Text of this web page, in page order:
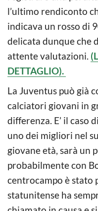
l’ultimo rendiconto
indicava un rosso di
delicata dunque che
attente valutazioni.
DETTAGLIO).
La Juventus può già
calciatori giovani in
differenza. E’ il caso di
uno dei migliori nel
giovane età, sarà un
probabilmente con
centrocampo è stato
statunitense ha